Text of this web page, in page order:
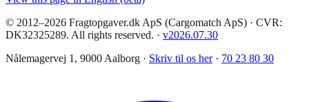
© 2012–2026 Fragtopgaver.dk ApS (Cargomatch ApS) · CVR:
DK32325289. All rights reserved. · v2026.07.30
Nålemagervej 1, 9000 Aalborg · Skriv til os her · 70 23 80 30